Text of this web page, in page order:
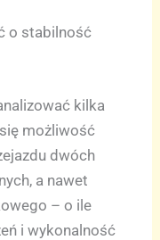
o stabilność
kilka
możliwość
dwóch
a nawet
– o ile
i wykonalność